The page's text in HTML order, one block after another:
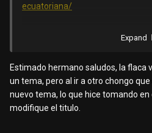
ecuatoriana/
Saludos
Expand
Estimado hermano saludos, la flaca
un tema, pero al ir a otro chongo
nuevo tema, lo que hice tomando
modifique el titulo.